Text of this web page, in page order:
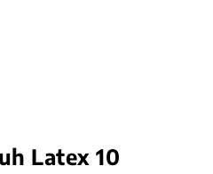
Latex 10